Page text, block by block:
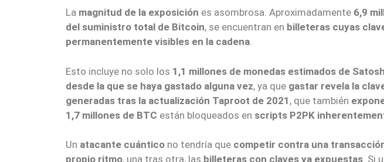
La magnitud de la exposición es asombrosa. Aproximadamente 6,9
del suministro total de Bitcoin, se encuentran en billeteras cuyas
permanentemente visibles en la cadena.
Esto incluye no solo los 1,1 millones de monedas estimados de
desde la que se haya gastado alguna vez, ya que gastar revela la
generadas tras la actualización Taproot de 2021 , que también
1,7 millones de BTC están bloqueados en scripts P2PK
Un atacante cuántico no tendría que competir contra una
propio ritmo, una tras otra, las billeteras con claves ya expuestas. Si